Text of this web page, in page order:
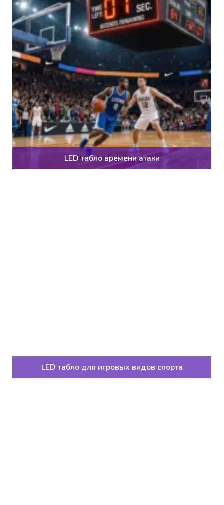
LED табло времени атаки
LED табло для игровых видов спорта